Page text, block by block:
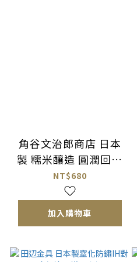
角谷文治郎商店 日本
製 糯米釀造 圓潤回甘
三州三河本味醂
NT$680
加入購物車